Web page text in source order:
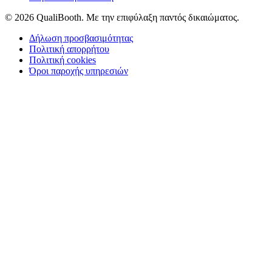
© 2026 QualiBooth. Με την επιφύλαξη παντός δικαιώματος.
Δήλωση προσβασιμότητας
Πολιτική απορρήτου
Πολιτική cookies
Όροι παροχής υπηρεσιών